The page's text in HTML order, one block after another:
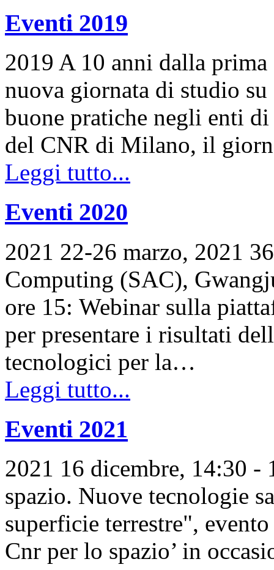
Eventi 2019
2019 A 10 anni dalla
nuova giornata di studio su
buone pratiche negli enti
del CNR di Milano, il
Leggi tutto...
Eventi 2020
2021 22-26 marzo, 2021
Computing (SAC),
ore 15: Webinar sulla
per presentare i risultati
tecnologici per la…
Leggi tutto...
Eventi 2021
2021 16 dicembre, 14:30 -
spazio. Nuove tecnologie
superficie terrestre",
Cnr per lo spazio’ in